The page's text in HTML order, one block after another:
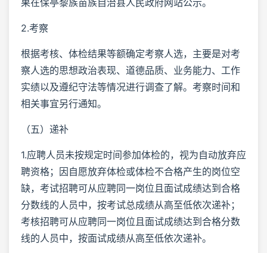
2.考察
根据考核、体检结果等额确定考察人选，主要是对考
察人选的思想政治表现、道德品质、业务能力、工作
实绩以及遵纪守法等情况进行调查了解。考察时间和
相关事宜另行通知。
（五）递补
1.应聘人员未按规定时间参加体检的，视为自动放弃应
聘资格；因自愿放弃体检或体检不合格产生的岗位空
缺，考试招聘可从应聘同一岗位且面试成绩达到合格
分数线的人员中，按考试总成绩从高至低依次递补；
考核招聘可从应聘同一岗位且面试成绩达到合格分数
线的人员中，按面试成绩从高至低依次递补。